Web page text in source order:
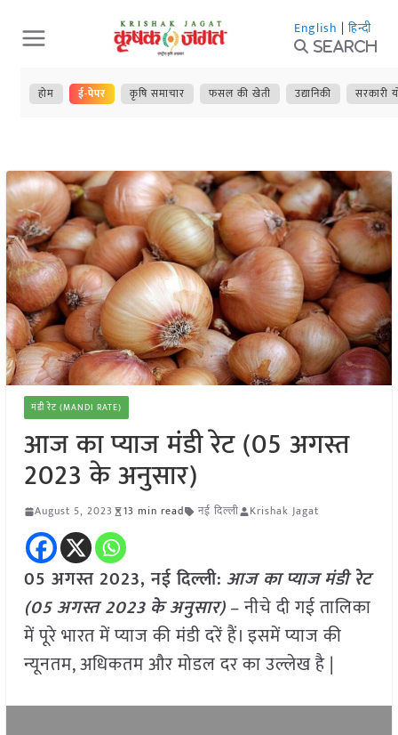
Skip
to
content
English | हिन्दी
Search
होम ई-पेपर कृषि समाचार फसल की खेती उद्यानिकी सरकारी
मंडी रेट (MANDI RATE)
आज का प्याज मंडी रेट (05 अगस्त
2023 के अनुसार)
August 5, 2023 13 min read नई दिल्ली Krishak Jagat
05 अगस्त 2023, नई दिल्ली: आज का प्याज मंडी रेट
(05 अगस्त2023 के अनुसार)– नीचे दी गई तालिका
में पूरे भारत में प्याज की मंडी दरें हैं। इसमें प्याज की
न्यूनतम, अधिकतम और मोडल दर का उल्लेख है |